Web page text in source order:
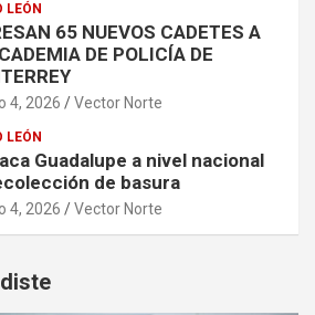
LEÓN
65 NUEVOS CADETES A
DE POLICÍA DE
4, 2026 Vector Norte
LEÓN
Guadalupe a nivel nacional
de basura
4, 2026 Vector Norte